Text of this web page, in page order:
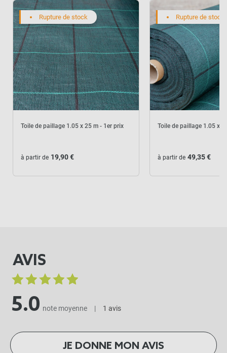
AJOUTER L'ENSEMBLE AU
PANIER
Rupture de stock
Toile de paillage 1.05 x 25 m - 1er prix
à partir de 19,90 €
Rupture de stock
Toile de paillage 1.05 x
à partir de 49,35 €
AVIS
5.0 note moyenne | 1 avis
JE DONNE MON AVIS